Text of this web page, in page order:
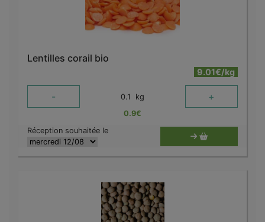
Lentilles corail bio
9.01€/kg
- 0.1 kg +
0.9€
Réception souhaitée le